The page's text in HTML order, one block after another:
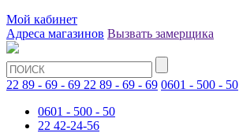
Мой кабинет
Адреса магазинов Вызвать замерщика
22 89 - 69 - 69 22 89 - 69 - 69 0601 - 500 - 50
0601 - 500 - 50
22 42-24-56